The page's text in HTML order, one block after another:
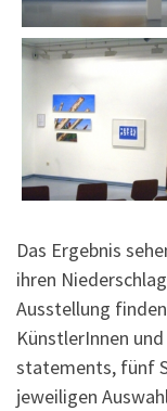
Das Ergebnis
ihren
Ausstellung
KünstlerInnen
statements, fünf
jeweiligen